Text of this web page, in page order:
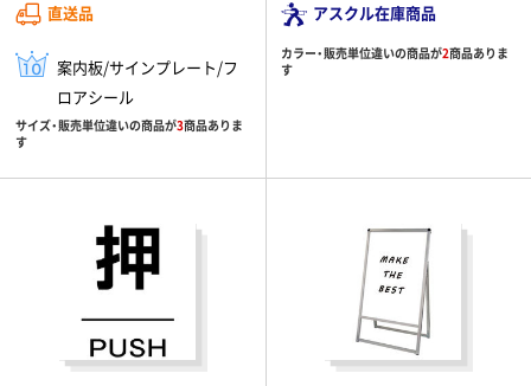
直送品
案内板/サインプレート/フ
ロアシール
サイズ・販売単位違いの商品が3商品ありま
す
アスクル在庫商品
カラー・販売単位違いの商品が2商品ありま
す